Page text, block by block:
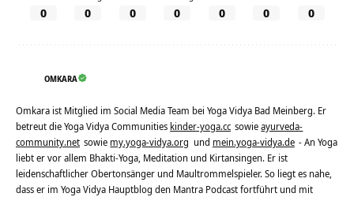
0 0 0 0 0 0 0
OMKARA
Omkara ist Mitglied im Social Media Team bei Yoga Vidya Bad Meinberg. Er
betreut die Yoga Vidya Communities kinder-yoga.cc sowieayurveda-
community.net sowie my.yoga-vidya.org und mein.yoga-vidya.de - An Yoga
liebt er vor allem Bhakti-Yoga, Meditation und Kirtansingen. Er ist
leidenschaftlicher Obertonsänger und Maultrommelspieler. So liegt es nahe,
dass er im Yoga Vidya Hauptblog den Mantra Podcast fortführt und mit